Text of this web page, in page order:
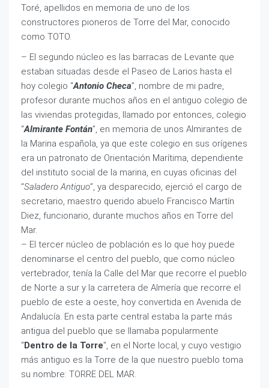
Toré, apellidos en memoria de uno de los
constructores pioneros de Torre del Mar, conocido
como TOTO.
– El segundo núcleo es las barracas de Levante que
estaban situadas desde el Paseo de Larios hasta el
hoy colegio “Antonio Checa”, nombre de mi padre,
profesor durante muchos años en el antiguo colegio de
las viviendas protegidas, llamado por entonces, colegio
“Almirante Fontán”, en memoria de unos Almirantes de
la Marina española, ya que este colegio en sus orígenes
era un patronato de Orientación Marítima, dependiente
del instituto social de la marina, en cuyas oficinas del
“Saladero Antiguo”, ya desparecido, ejerció el cargo de
secretario, maestro querido abuelo Francisco Martín
Diez, funcionario, durante muchos años en Torre del
Mar.
– El tercer núcleo de población es lo que hoy puede
denominarse el centro del pueblo, que como núcleo
vertebrador, tenía la Calle del Mar que recorre el pueblo
de Norte a sur y la carretera de Almería que recorre el
pueblo de este a oeste, hoy convertida en Avenida de
Andalucía. En esta parte central estaba la parte más
antigua del pueblo que se llamaba popularmente
“Dentro de la Torre”, en el Norte local, y cuyo vestigio
más antiguo es la Torre de la que nuestro pueblo toma
su nombre: TORRE DEL MAR.